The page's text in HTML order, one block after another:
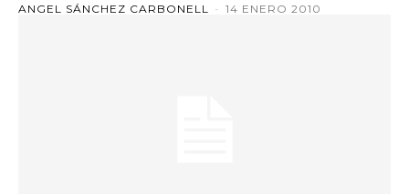
ANGEL SÁNCHEZ CARBONELL - 14 ENERO 2010